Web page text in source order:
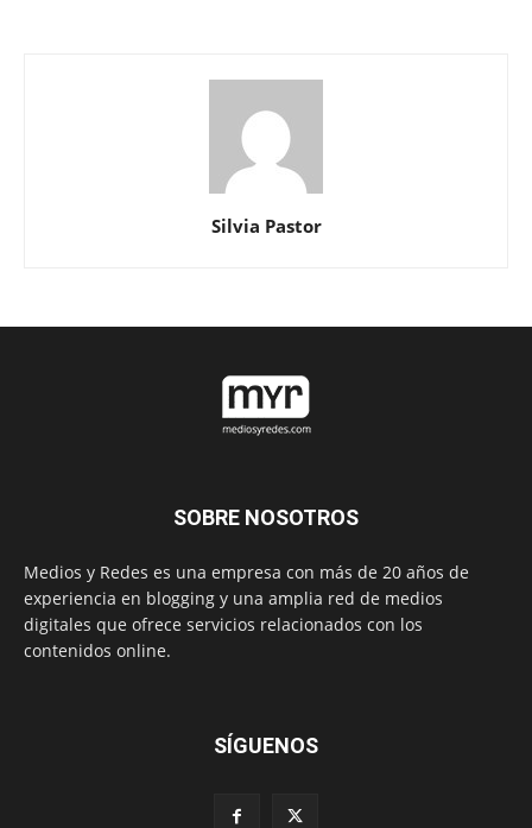
Silvia Pastor
SOBRE NOSOTROS
Medios y Redes es una empresa con más de 20 años de
experiencia en blogging y una amplia red de medios
digitales que ofrece servicios relacionados con los
contenidos online.
SÍGUENOS